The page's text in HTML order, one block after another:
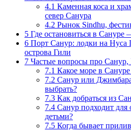
4.1 Каменная коса и
север Санура
4.2 Рынок Sindhu,
5 Где остановиться в
6 Порт Санур: лодки на Нуса
острова Гили
7 Частые вопросы про Санур,
7.1 Какое море в
7.2 Санур или
выбрать?
7.3 Как добраться из
7.4 Санур подходит для
детьми?
7.5 Когда бывает